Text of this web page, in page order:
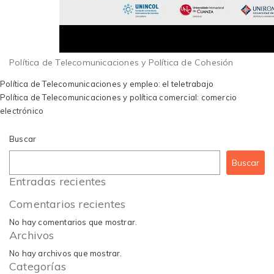
Política de Telecomunicaciones y Política de Cohesión
Navegación
de
entradas
Política de Telecomunicaciones y empleo: el teletrabajo
Política de Telecomunicaciones y política comercial: comercio
electrónico
Buscar
Buscar
Entradas recientes
Comentarios recientes
No hay comentarios que mostrar.
Archivos
No hay archivos que mostrar.
Categorías